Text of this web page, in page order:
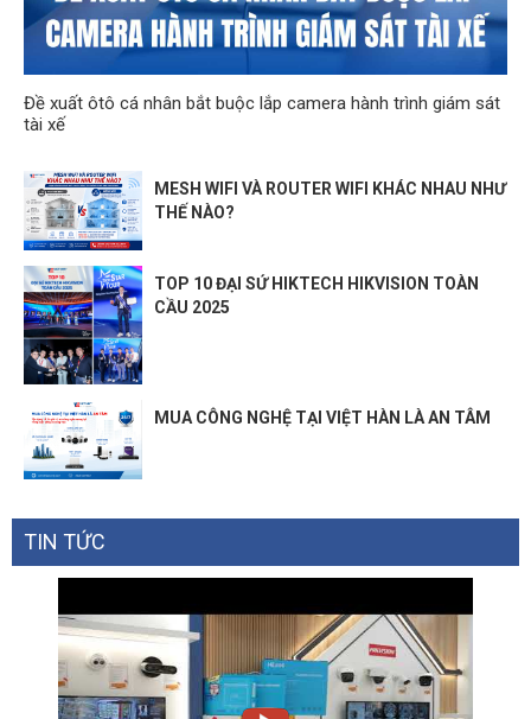
Đề xuất ôtô cá nhân bắt buộc lắp camera hành trình giám sát
tài xế
MESH WIFI VÀ ROUTER WIFI KHÁC NHAU NHƯ
THẾ NÀO?
TOP 10 ĐẠI SỨ HIKTECH HIKVISION TOÀN
CẦU 2025
MUA CÔNG NGHỆ TẠI VIỆT HÀN LÀ AN TÂM
TIN TỨC